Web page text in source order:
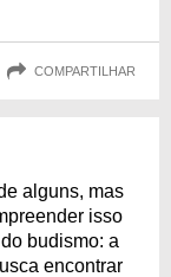
COMPARTILHAR
alguns, mas
isso
budismo: a
encontrar